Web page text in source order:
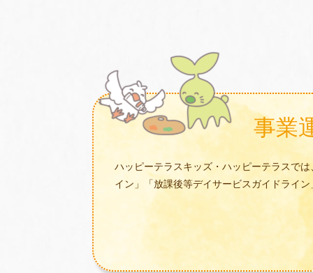
事業
ハッピーテラスキッズ・ハッピーテラスで
イン」「放課後等デイサービスガイドライ